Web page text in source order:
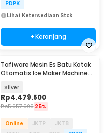
PDPK
Lihat Ketersediaan Stok
+ Keranjang
Taffware Mesin Es Batu Kotak
Otomatis Ice Maker Machine
Silver
Rp4.479.500
Rp5.957.900 25%
Online JKTP
JKTB